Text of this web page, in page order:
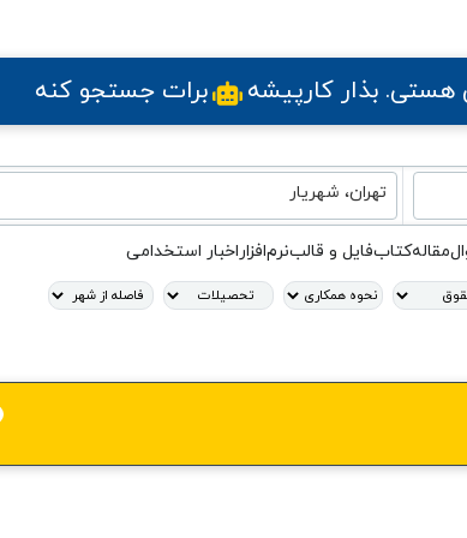
هستی. بذار کارپیشه برات جستجو کنه
تهران، شهریار
مقالهکتابفایل و قالبنرم‌افزاراخبار استخدامی